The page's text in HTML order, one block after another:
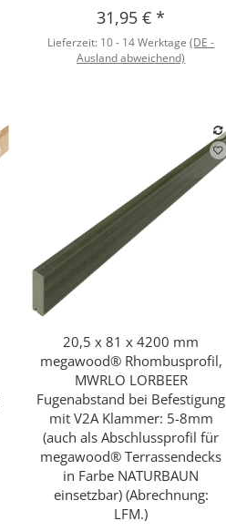
31,95 €*
Lieferzeit: 10 - 14 Werktage(DE -
Ausland abweichend)
Schnellkauf
20,5 x 81 x 4200 mm
megawood® Rhombusprofil,
MWRLO LORBEER
Fugenabstand bei Befestigung
mit V2A Klammer: 5-8mm
(auch als Abschlussprofil für
megawood® Terrassendecks
in Farbe NATURBAUN
einsetzbar) (Abrechnung:
LFM.)